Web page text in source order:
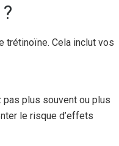
trétinoïne. Cela inclut vos
pas plus souvent ou plus
le risque d’effets